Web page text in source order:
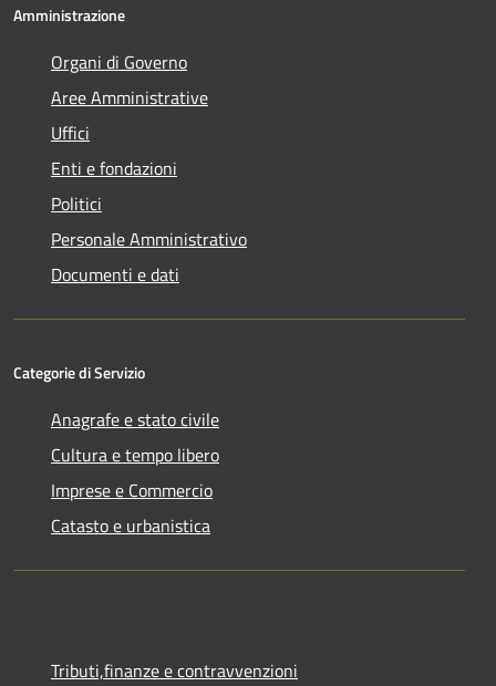
Amministrazione
Organi di Governo
Aree Amministrative
Uffici
Enti e fondazioni
Politici
Personale Amministrativo
Documenti e dati
Categorie di Servizio
Anagrafe e stato civile
Cultura e tempo libero
Imprese e Commercio
Catasto e urbanistica
Tributi,finanze e contravvenzioni